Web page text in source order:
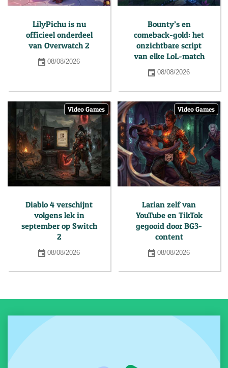
LilyPichu is nu
officieel onderdeel
van Overwatch 2
08/08/2026
Bounty’s en
comeback-gold: het
onzichtbare script
van elke LoL-match
08/08/2026
Video Games
Diablo 4 verschijnt
volgens lek in
september op Switch
2
08/08/2026
Video Games
Larian zelf van
YouTube en TikTok
gegooid door BG3-
content
08/08/2026